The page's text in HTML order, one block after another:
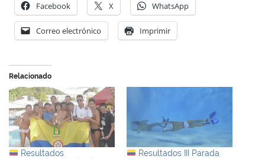
Facebook X WhatsApp
Correo electrónico Imprimir
Relacionado
Resultados
Resultados III Parada